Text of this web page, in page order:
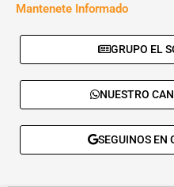
Mantenete Informado
GRUPO EL
NUESTRO
SEGUINOS EN